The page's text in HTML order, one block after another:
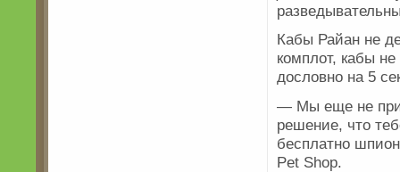
Кабы Райан не
комплот, кабы
дословно на 5
— Мы еще не
решение, что
бесплатно
Pet Shop.